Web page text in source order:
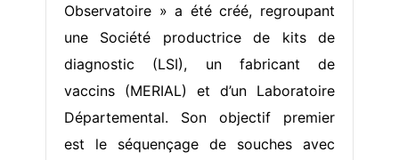
Observatoire » a été créé, regroupant
une Société productrice de kits de
diagnostic (LSI), un fabricant de
vaccins (MERIAL) et d’un Laboratoire
Départemental. Son objectif premier
est le séquençage de souches avec